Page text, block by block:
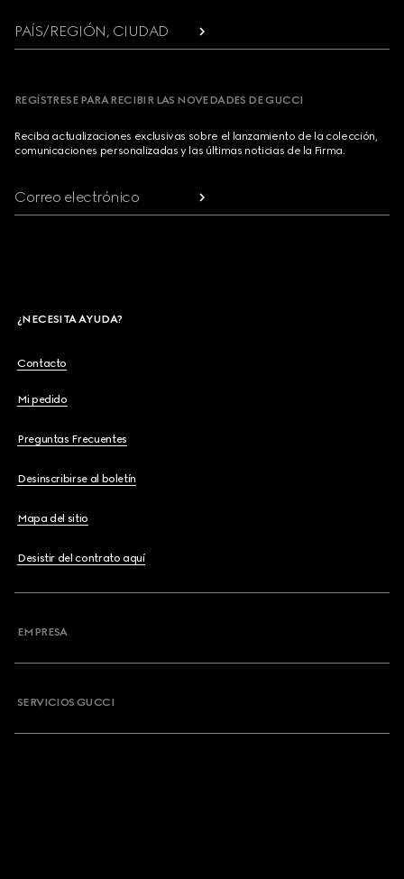
PAÍS/REGIÓN, CIUDAD
REGÍSTRESE PARA RECIBIR LAS NOVEDADES DE GUCCI
Reciba actualizaciones exclusivas sobre el lanzamiento de la colección,
comunicaciones personalizadas y las últimas noticias de la Firma.
Correo electrónico
¿NECESITA AYUDA?
Contacto
Mi pedido
Preguntas Frecuentes
Desinscribirse al boletín
Mapa del sitio
Desistir del contrato aquí
EMPRESA
SERVICIOS GUCCI